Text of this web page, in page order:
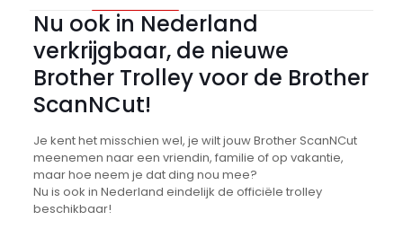
Nu ook in Nederland
verkrijgbaar, de nieuwe
Brother Trolley voor de Brother
ScanNCut!
Je kent het misschien wel, je wilt jouw Brother ScanNCut
meenemen naar een vriendin, familie of op vakantie,
maar hoe neem je dat ding nou mee?
Nu is ook in Nederland eindelijk de officiële trolley
beschikbaar!